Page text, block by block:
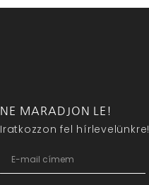
NE MARADJON LE!
Iratkozzon fel hírlevelünkre!